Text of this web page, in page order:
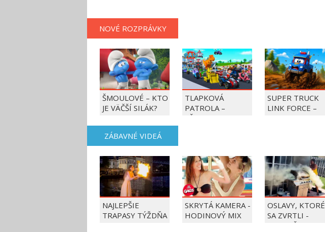
NOVÉ ROZPRÁVKY
ŠMOULOVÉ – KTO
JE VÄČŠÍ SILÁK?
TLAPKOVÁ
PATROLA –
VŠETKY LABKY DO
SUPER TRUCK
LINK FORCE –
ZÁBAVNÉ VIDEÁ
NAJLEPŠIE
TRAPASY TÝŽDŇA
SKRYTÁ KAMERA -
HODINOVÝ MIX
OSLAVY, KTORÉ
SA ZVRTLI -
NAJLEPŠIE